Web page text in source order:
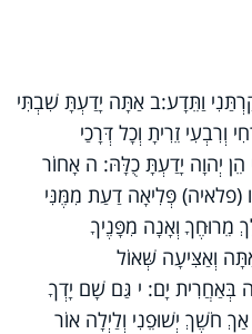
וַתֵּדָע:ב אַתָּה יָדַעְתָּ שִׁבְתִּי
וְרִבְעִי זֵרִיתָ וְכָל דְּרָכַי
יְהוָה יָדַעְתָּ כֻלָּהּ: ה אָחוֹר
(פלאיה) פְּלִיאָה דַעַת מִמֶּנִּי
מֵרוּחֶךָ וְאָנָה מִפָּנֶיךָ
וְאַצִּיעָה שְּׁאוֹל
יָם: י גַּם שָׁם יָדְךָ
חֹשֶׁךְ יְשׁוּפֵנִי וְלַיְלָה אוֹר